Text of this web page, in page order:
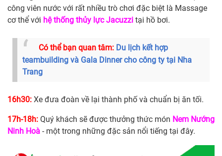
công viên nước với rất nhiều trò chơi đặc biệt là Massage
cơ thể với hệ thống thủy lực Jacuzzi tại hồ bơi.
Có thể bạn quan tâm: Du lịch kết hợp
teambuilding và Gala Dinner cho công ty tại Nha
Trang
16h30: Xe đưa đoàn về lại thành phố và chuẩn bị ăn tối.
17h-18h: Quý khách sẽ được thưởng thức món Nem Nướng
Ninh Hoà - một trong những đặc sản nổi tiếng tại đây.